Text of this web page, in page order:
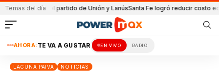
Temas del día
en el partido de Unión y LanúsSanta Fe logró reducir costo
AHORA: TE VA A GUSTAR EN VIVO RADIO
LAGUNA PAIVA NOTICIAS